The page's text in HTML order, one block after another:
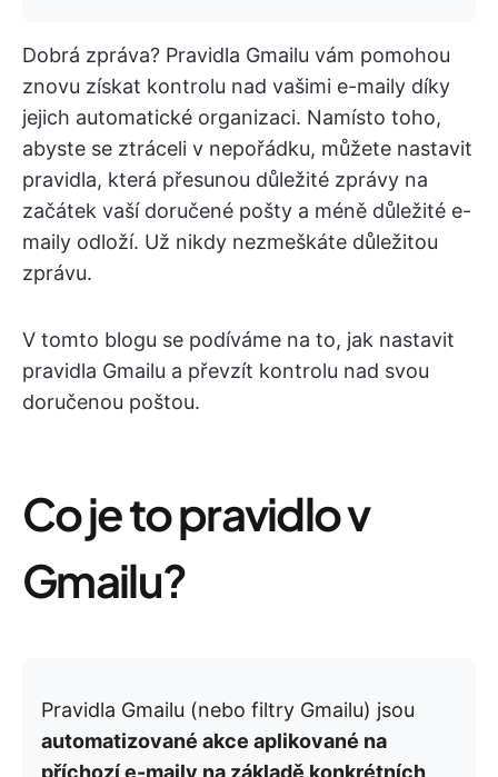
Dobrá zpráva? Pravidla Gmailu vám pomohou
znovu získat kontrolu nad vašimi e-maily díky
jejich automatické organizaci. Namísto toho,
abyste se ztráceli v nepořádku, můžete nastavit
pravidla, která přesunou důležité zprávy na
začátek vaší doručené pošty a méně důležité e-
maily odloží. Už nikdy nezmeškáte důležitou
zprávu.
V tomto blogu se podíváme na to, jak nastavit
pravidla Gmailu a převzít kontrolu nad svou
doručenou poštou.
Co je to pravidlo v
Gmailu?
Pravidla Gmailu (nebo filtry Gmailu) jsou
automatizované akce aplikované na
příchozí e-maily na základě konkrétních